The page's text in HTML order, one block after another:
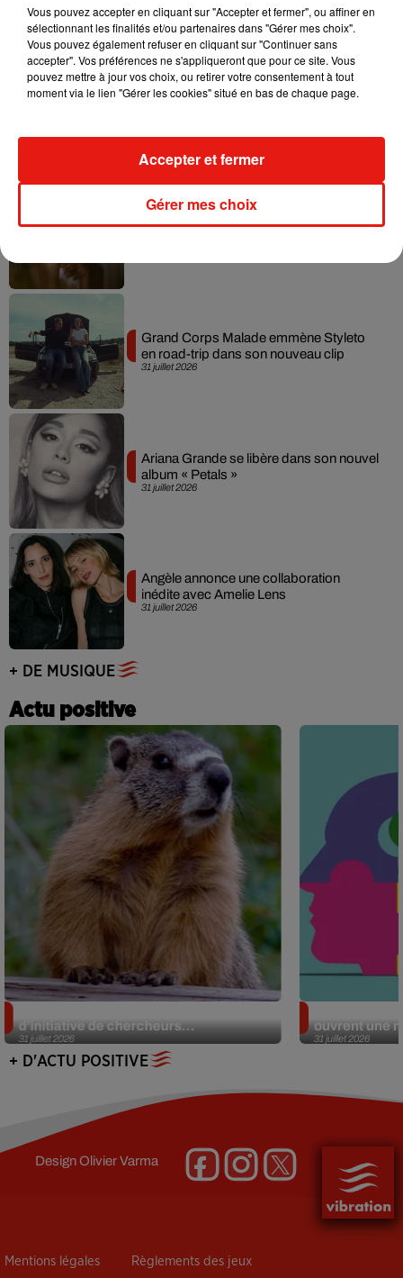
5 août 2026
Tiny Desk invite Charlie Puth pour une
31 juillet 2026
Grand Corps Malade emmène Styleto
en road-trip dans son nouveau clip
31 juillet 2026
Ariana Grande se libère dans son nouvel
album « Petals »
31 juillet 2026
Angèle annonce une collaboration
inédite avec Amelie Lens
+ DE MUSIQUE
Actu positive
31 juillet 2026
d’initiative de chercheurs...
31 juillet 2026
ouvrent une
+ D'ACTU POSITIVE
DesignOlivier Varma
Mentions légales Règlements des jeux
Vous pouvez accepter en cliquant sur "Accepter et fermer", ou affiner en
sélectionnant les finalités et/ou partenaires dans "Gérer mes choix".
Vous pouvez également refuser en cliquant sur "Continuer sans
accepter". Vos préférences ne s'appliqueront que pour ce site. Vous
pouvez mettre à jour vos choix, ou retirer votre consentement à tout
moment via le lien "Gérer les cookies" situé en bas de chaque page.
Gérer mes choix
Accepter et fermer